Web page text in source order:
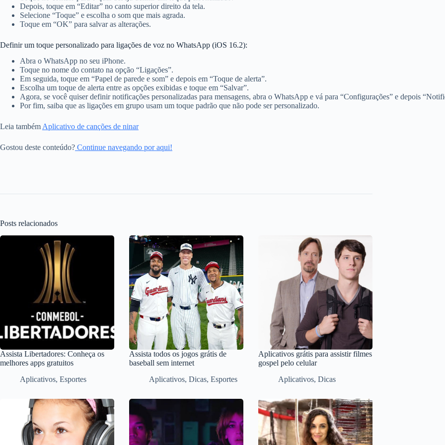
Depois, toque em “Editar” no canto superior direito da tela.
Selecione “Toque” e escolha o som que mais agrada.
Toque em “OK” para salvar as alterações.
Definir um toque personalizado para ligações de voz no WhatsApp (iOS 16.2):
Abra o WhatsApp no seu iPhone.
Toque no nome do contato na opção “Ligações”.
Em seguida, toque em “Papel de parede e som” e depois em “Toque de alerta”.
Escolha um toque de alerta entre as opções exibidas e toque em “Salvar”.
Agora, se você quiser definir notificações personalizadas para mensagens, abra o WhatsApp e vá para “Configurações” e depois
Por fim, saiba que as ligações em grupo usam um toque padrão que não pode ser personalizado.
Leia também Aplicativo de canções de ninar
Gostou deste conteúdo? Continue navegando por aqui!
Posts relacionados
Assista Libertadores: Conheça os
melhores apps gratuitos
Aplicativos, Esportes
Assista todos os jogos grátis de
baseball sem internet
Aplicativos, Dicas, Esportes
Aplicativos grátis para assistir filmes
gospel pelo celular
Aplicativos, Dicas